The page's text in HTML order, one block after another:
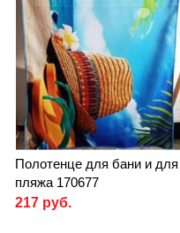
Полотенце для бани и для
пляжа 170677
217 руб.